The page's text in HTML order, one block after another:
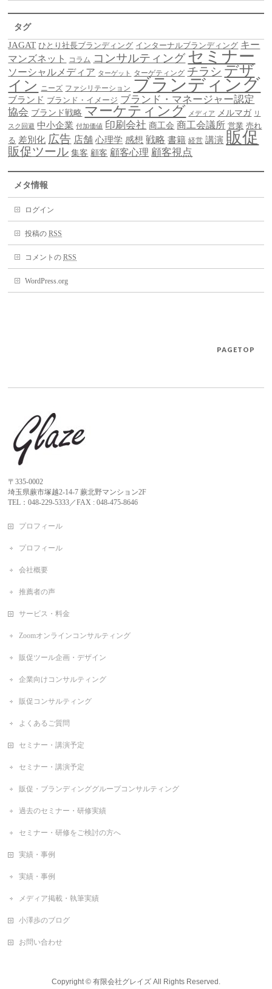
タグ
JAGAT ひとり社長ブランディング インターナルブランディング キー
マンズネット
コラム コンサルティング セミナー
ソーシャルメディア ターゲット ターゲティング チラシ デザ
イン
ニーズ ファシリテーション ブランディング
ブランド ブランド・イメージ ブランド・マネージャー認定
協会 ブランド戦略 マーケティング メディア メルマガ リ
スク回避 中小企業 付加価値 印刷会社 商工会 商工会議所 営業 売れ
る 差別化 広告 店舗 心理学 感想 戦略 書籍 経営 講演 販促
販促ツール 集客 顧客 顧客心理 顧客視点
メタ情報
ログイン
投稿のRSS
コメントのRSS
WordPress.org
PAGETOP
〒335-0002
埼玉県蕨市塚越2-14-7 蕨北野マンション2F
TEL：048-229-5333／FAX : 048-475-8646
プロフィール
プロフィール
会社概要
推薦者の声
サービス・料金
Zoomオンラインコンサルティング
販促ツール企画・デザイン
企業向けコンサルティング
販促コンサルティング
よくあるご質問
セミナー・講演予定
セミナー・講演予定
販促・ブランディンググループコンサルティング
過去のセミナー・研修実績
セミナー・研修をご検討の方へ
実績・事例
実績・事例
メディア掲載・執筆実績
小澤歩のブログ
お問い合わせ
Copyright © 有限会社グレイズAll Rights Reserved.